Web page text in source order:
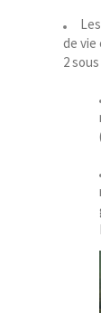
de vie
2